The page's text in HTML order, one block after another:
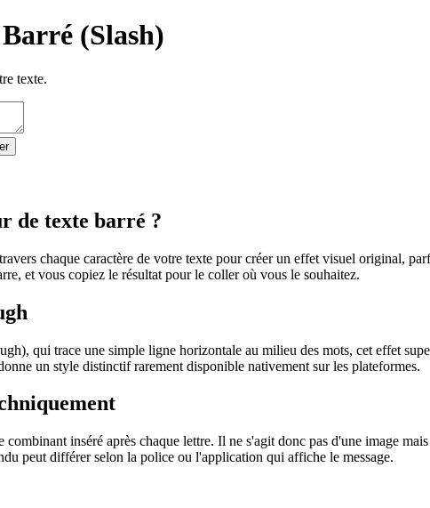
(Slash)
texte.
de texte barré ?
chaque caractère de votre texte pour créer un effet visuel original,
et vous copiez le résultat pour le coller où vous le souhaitez.
qui trace une simple ligne horizontale au milieu des mots, cet effet
un style distinctif rarement disponible nativement sur les plateformes.
inséré après chaque lettre. Il ne s'agit donc pas d'une image
peut différer selon la police ou l'application qui affiche le message.